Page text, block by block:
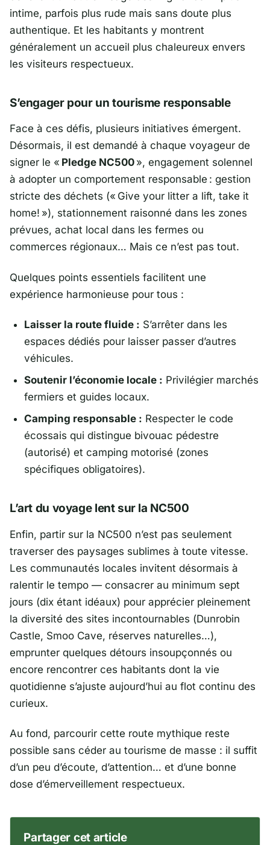
intime, parfois plus rude mais sans doute plus
authentique. Et les habitants y montrent
généralement un accueil plus chaleureux envers
les visiteurs respectueux.
S’engager pour un tourisme responsable
Face à ces défis, plusieurs initiatives émergent.
Désormais, il est demandé à chaque voyageur de
signer le « Pledge NC500 », engagement solennel
à adopter un comportement responsable : gestion
stricte des déchets (« Give your litter a lift, take it
home! »), stationnement raisonné dans les zones
prévues, achat local dans les fermes ou
commerces régionaux… Mais ce n’est pas tout.
Quelques points essentiels facilitent une
expérience harmonieuse pour tous :
Laisser la route fluide : S’arrêter dans les
espaces dédiés pour laisser passer d’autres
véhicules.
Soutenir l’économie locale : Privilégier marchés
fermiers et guides locaux.
Camping responsable : Respecter le code
écossais qui distingue bivouac pédestre
(autorisé) et camping motorisé (zones
spécifiques obligatoires).
L’art du voyage lent sur la NC500
Enfin, partir sur la NC500 n’est pas seulement
traverser des paysages sublimes à toute vitesse.
Les communautés locales invitent désormais à
ralentir le tempo — consacrer au minimum sept
jours (dix étant idéaux) pour apprécier pleinement
la diversité des sites incontournables (Dunrobin
Castle, Smoo Cave, réserves naturelles…),
emprunter quelques détours insoupçonnés ou
encore rencontrer ces habitants dont la vie
quotidienne s’ajuste aujourd’hui au flot continu des
curieux.
Au fond, parcourir cette route mythique reste
possible sans céder au tourisme de masse : il suffit
d’un peu d’écoute, d’attention… et d’une bonne
dose d’émerveillement respectueux.
Partager cet article